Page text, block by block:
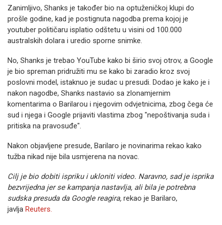
Zanimljivo, Shanks je također bio na optuženičkoj klupi do
prošle godine, kad je postignuta nagodba prema kojoj je
youtuber političaru isplatio odštetu u visini od 100.000
australskih dolara i uredio sporne snimke.
No, Shanks je trebao YouTube kako bi širio svoj otrov, a Google
je bio spreman pridružiti mu se kako bi zaradio kroz svoj
poslovni model, istaknuo je sudac u presudi. Dodao je kako je i
nakon nagodbe, Shanks nastavio sa zlonamjernim
komentarima o Barilarou i njegovim odvjetnicima, zbog čega će
sud i njega i Google prijaviti vlastima zbog "nepoštivanja suda i
pritiska na pravosuđe".
Nakon objavljene presude, Barilaro je novinarima rekao kako
tužba nikad nije bila usmjerena na novac.
Cilj je bio dobiti ispriku i ukloniti video. Naravno, sad je isprika
bezvrijedna jer se kampanja nastavlja, ali bila je potrebna
sudska presuda da Google reagira, rekao je Barilaro,
javlja Reuters.